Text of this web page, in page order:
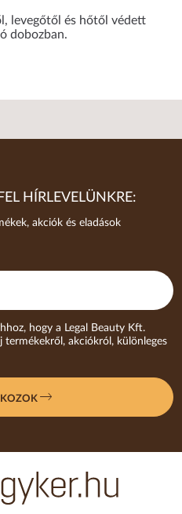
levegőtől és hőtől védett
dobozban.
HÍRLEVELÜNKRE:
akciók és eladások
hogy a Legal Beauty Kft.
termékekről, akciókról, különleges